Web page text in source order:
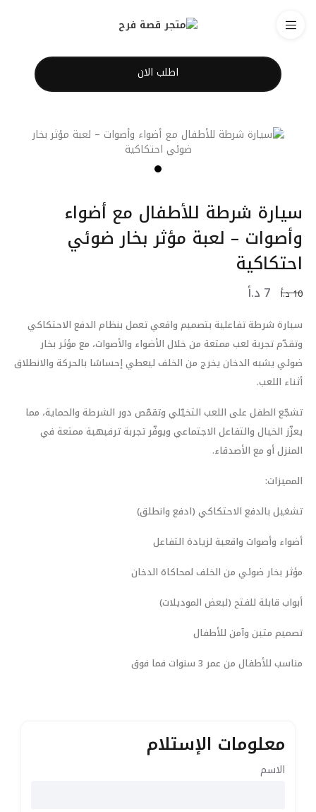
اطلب الان
سيارة شرطة للأطفال مع أضواء
وأصوات – لعبة مؤثر بخار ضوئي
احتكاكية
10د.أ 7 د.أ
سيارة شرطة تفاعلية بتصميم واقعي تعمل بنظام الدفع الاحتكاكي
وتقدّم تجربة لعب ممتعة من خلال الأضواء والأصوات، مع مؤثر بخار
ضوئي يشبه الدخان يخرج من الخلف ليعطي إحساسًا بالحركة والانطلاق
أثناء اللعب.
تشجّع الطفل على اللعب التخيّلي وتقمّص دور الشرطة والحماية، مما
يعزّز الخيال والتفاعل الاجتماعي ويوفّر تجربة ترفيهية ممتعة في
المنزل أو مع الأصدقاء.
المميزات:
تشغيل بالدفع الاحتكاكي (ادفع وانطلق)
أضواء وأصوات واقعية لزيادة التفاعل
مؤثر بخار ضوئي من الخلف لمحاكاة الدخان
أبواب قابلة للفتح (لبعض الموديلات)
تصميم متين وآمن للأطفال
مناسب للأطفال من عمر 3 سنوات فما فوق
معلومات الإستلام
الاسم